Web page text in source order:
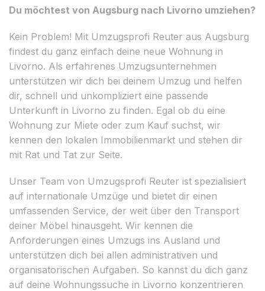
Du möchtest von Augsburg nach Livorno umziehen?
Kein Problem! Mit Umzugsprofi Reuter aus Augsburg
findest du ganz einfach deine neue Wohnung in
Livorno. Als erfahrenes Umzugsunternehmen
unterstützen wir dich bei deinem Umzug und helfen
dir, schnell und unkompliziert eine passende
Unterkunft in Livorno zu finden. Egal ob du eine
Wohnung zur Miete oder zum Kauf suchst, wir
kennen den lokalen Immobilienmarkt und stehen dir
mit Rat und Tat zur Seite.
Unser Team von Umzugsprofi Reuter ist spezialisiert
auf internationale Umzüge und bietet dir einen
umfassenden Service, der weit über den Transport
deiner Möbel hinausgeht. Wir kennen die
Anforderungen eines Umzugs ins Ausland und
unterstützen dich bei allen administrativen und
organisatorischen Aufgaben. So kannst du dich ganz
auf deine Wohnungssuche in Livorno konzentrieren